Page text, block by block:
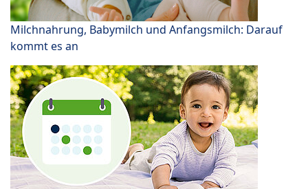
Milchnahrung, Babymilch und Anfangsmilch: Darauf
kommt es an